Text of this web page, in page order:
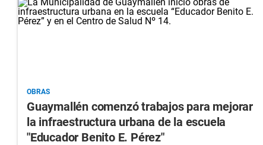
OBRAS
Guaymallén comenzó trabajos para mejorar
la infraestructura urbana de la escuela
"Educador Benito E. Pérez"